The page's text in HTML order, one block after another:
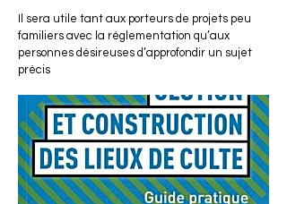
Il sera utile tant aux porteurs de projets peu
familiers avec la réglementation qu’aux
personnes désireuses d’approfondir un sujet
précis